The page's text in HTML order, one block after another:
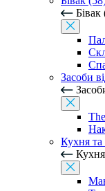
Бівак
Засоби
Кухня та